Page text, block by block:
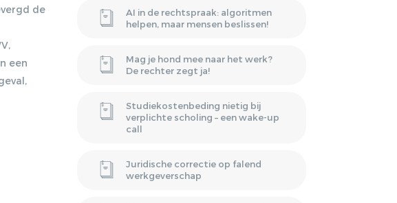
de
een
AI in de rechtspraak: algoritmen
helpen, maar mensen beslissen!
Mag je hond mee naar het werk?
De rechter zegt ja!
Studiekostenbeding nietig bij
verplichte scholing – een wake-up
call
Juridische correctie op falend
werkgeverschap
Fusce eu